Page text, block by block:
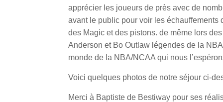
apprécier les joueurs de près avec de
avant le public pour voir les échauffements
des Magic et des pistons. de même lors
Anderson et Bo Outlaw légendes de la
monde de la NBA/NCAA qui nous
Voici quelques photos de notre séjour ci-
Merci à Baptiste de Bestiway pour ses